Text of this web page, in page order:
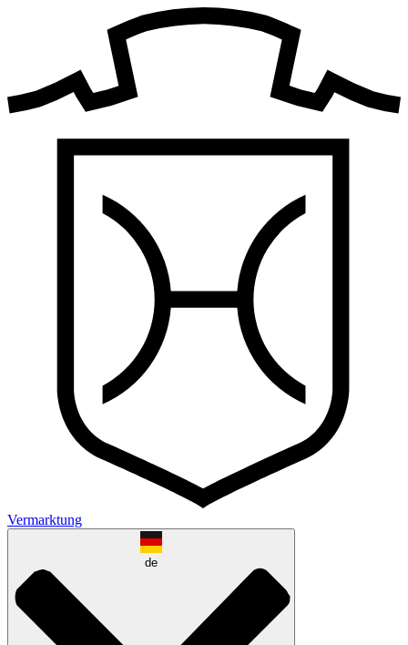
Vermarktung
de